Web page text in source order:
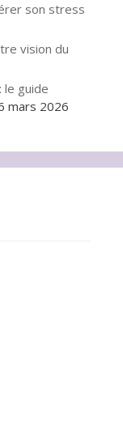
son stress
vision du
le guide
mars 2026